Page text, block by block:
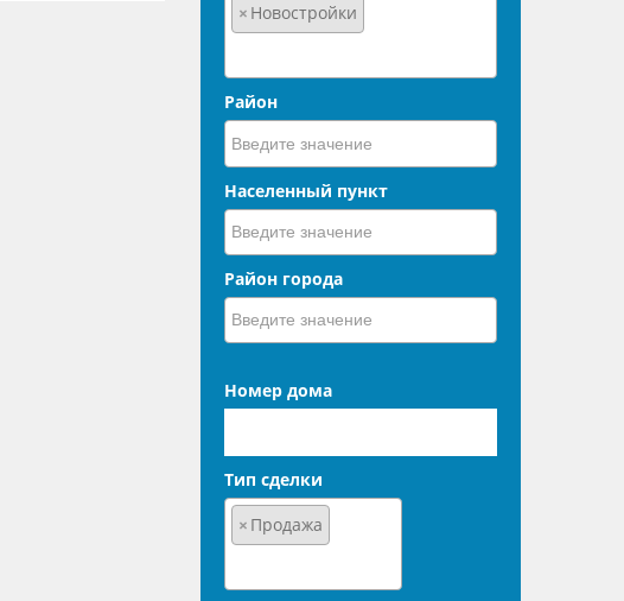
× Новостройки
Район
Населенный пункт
Район города
Номер дома
Тип сделки
× Продажа